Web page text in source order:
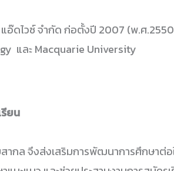
ดไวซ์ จำกัด ก่อตั้งปี 2007 (พ.ศ
และ Macquarie University
ยน
จึงส่งเสริมการพัฒนาการศึกษาต่อใ